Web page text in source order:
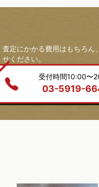
査定にかかる費用はもちろん
せください。
受付時間10:00〜
03-5919-